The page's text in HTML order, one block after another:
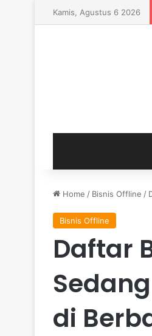
Kamis, Agustus 6 2026
Home / Bisnis Offline /
Bisnis Offline
Daftar
di